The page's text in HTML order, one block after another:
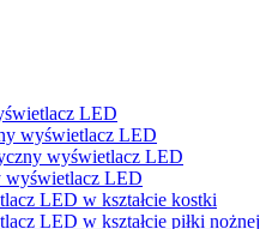
LED
wyświetlacz LED
wyświetlacz LED
wyświetlacz LED
LED w kształcie kostki
LED w kształcie piłki nożnej